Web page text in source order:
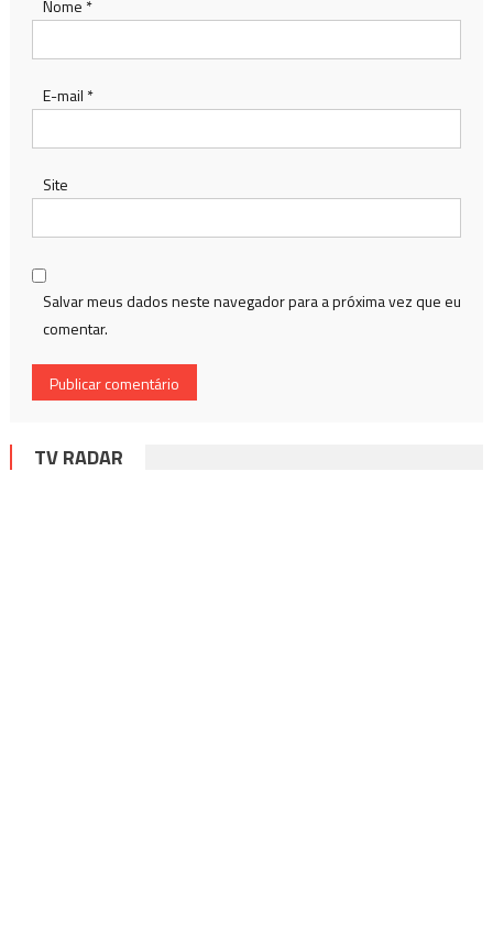
Nome *
E-mail *
Site
Salvar meus dados neste navegador para a próxima vez que eu
comentar.
TV RADAR